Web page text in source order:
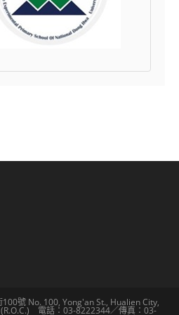
號 No. 100, Yong'an St., Hualien City,
電話：03-8222344／傳真：03-